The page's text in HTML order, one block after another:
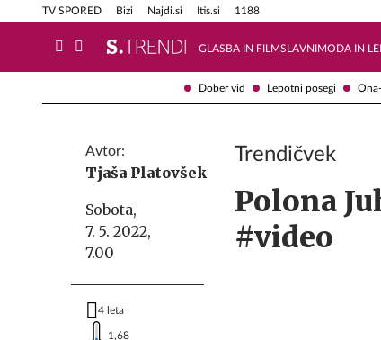
Dober vid Lepotni posegi
TV SPORED Bizi Najdi.si Itis.si 1188
GLASBA IN FILMSLAVNIMODA IN
Info in obvestila Tehnik
Avtor:
Tjaša Platovšek
Sobota,
7. 5. 2022,
7.00
4 leta
1,68
Trendičvek
Polona
#video